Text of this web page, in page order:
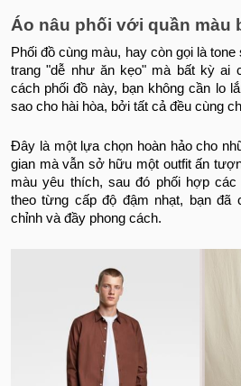
Áo nâu phối với quần màu
Phối đồ cùng màu, hay còn gọi là
trang "dễ như ăn kẹo" mà bất kỳ ai
cách phối đồ này, bạn không cần lo
sao cho hài hòa, bởi tất cả đều cùng
Đây là một lựa chọn hoàn hảo cho
gian mà vẫn sở hữu một outfit ấn
màu yêu thích, sau đó phối hợp
theo từng cấp độ đậm nhạt, bạn đã
chỉnh và đầy phong cách.